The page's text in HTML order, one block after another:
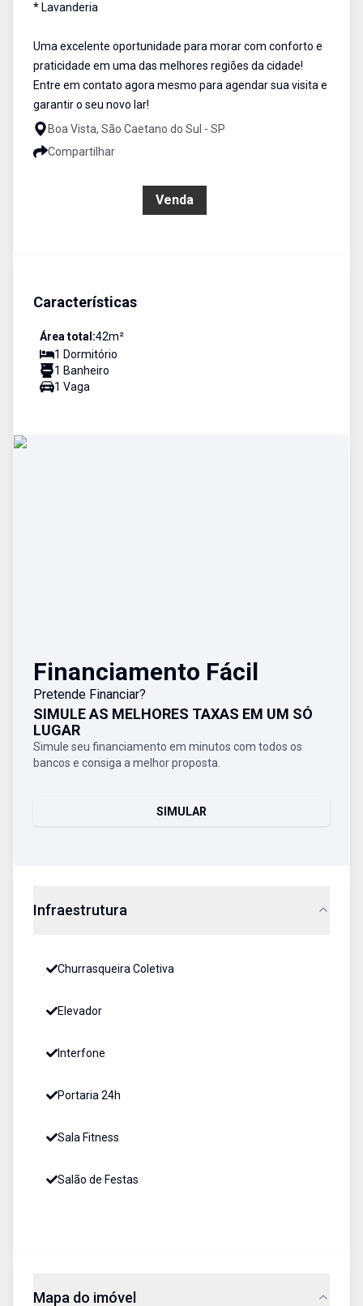
* Lavanderia
Uma excelente oportunidade para morar com conforto e
praticidade em uma das melhores regiões da cidade!
Entre em contato agora mesmo para agendar sua visita e
garantir o seu novo lar!
Boa Vista, São Caetano do Sul - SP
Compartilhar
Venda
Características
Área total:42m²
1 Dormitório
1 Banheiro
1 Vaga
Financiamento Fácil
Pretende Financiar?
SIMULE AS MELHORES TAXAS EM UM SÓ
LUGAR
Simule seu financiamento em minutos com todos os
bancos e consiga a melhor proposta.
SIMULAR
Infraestrutura
Churrasqueira Coletiva
Elevador
Interfone
Portaria 24h
Sala Fitness
Salão de Festas
Mapa do imóvel